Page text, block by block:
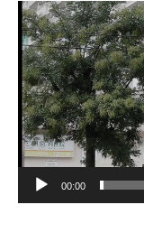
動
画
プ
レ
ー
ヤ
ー
00:00